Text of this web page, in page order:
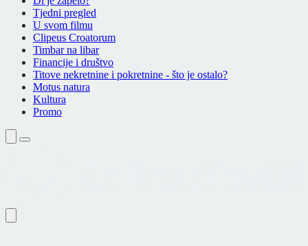
Tjedni pregled
U svom filmu
Clipeus Croatorum
Timbar na libar
Financije i društvo
Titove nekretnine i pokretnine - što je ostalo?
Motus natura
Kultura
Promo